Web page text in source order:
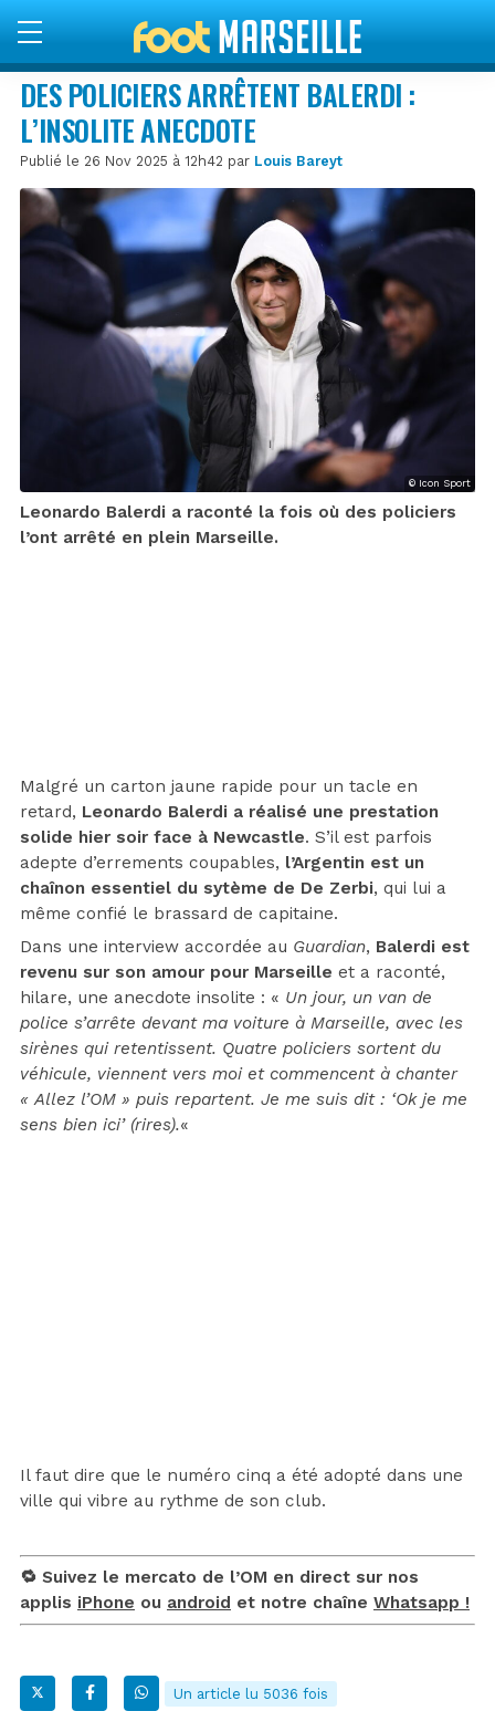
DES POLICIERS ARRÊTENT BALERDI :
L’INSOLITE ANECDOTE
Publié le 26 Nov 2025 à 12h42 par Louis Bareyt
© Icon Sport
Leonardo Balerdi a raconté la fois où des policiers
l’ont arrêté en plein Marseille.
Malgré un carton jaune rapide pour un tacle en
retard, Leonardo Balerdi a réalisé une prestation
solide hier soir face à Newcastle. S’il est parfois
adepte d’errements coupables, l’Argentin est un
chaînon essentiel du sytème de De Zerbi, qui lui a
même confié le brassard de capitaine.
Dans une interview accordée au Guardian, Balerdi est
revenu sur son amour pour Marseille et a raconté,
hilare, une anecdote insolite : « Un jour, un van de
police s’arrête devant ma voiture à Marseille, avec les
sirènes qui retentissent. Quatre policiers sortent du
véhicule, viennent vers moi et commencent à chanter
« Allez l’OM » puis repartent. Je me suis dit : ‘Ok je me
sens bien ici’ (rires).«
Il faut dire que le numéro cinq a été adopté dans une
ville qui vibre au rythme de son club.
🔁 Suivez le mercato de l’OM en direct sur nos
applis iPhone ou android et notre chaîne Whatsapp !
Un article lu 5036 fois